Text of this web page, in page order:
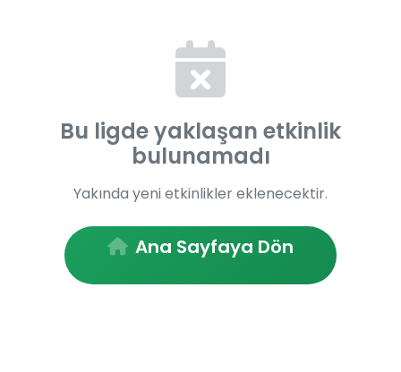
Bu ligde yaklaşan etkinlik
bulunamadı
Yakında yeni etkinlikler eklenecektir.
Ana Sayfaya Dön